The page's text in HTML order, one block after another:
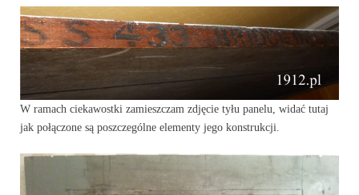
W ramach ciekawostki zamieszczam zdjęcie tyłu panelu, widać tutaj
jak połączone są poszczególne elementy jego konstrukcji.